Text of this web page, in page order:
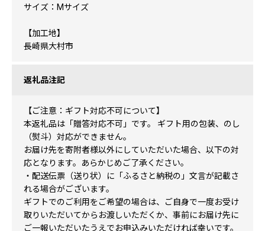
サイズ：Mサイズ
【加工地】
長崎県大村市
返礼品注記
【ご注意：ギフト対応不可について】
本返礼品は「贈答対応不可」です。 ギフト用の包装、のし
（熨斗）対応ができません。
お届け先を寄附者様以外にしていただいた場合、以下の対
応となります。あらかじめご了承ください。
・配送伝票（送り状）に「ふるさと納税の」文言が記載さ
れる場合がございます。
ギフトでのご利用をご希望の場合は、ご自身で一度お受け
取りいただいてからお渡しいただくか、事前にお届け先に
ご一報いただいたうえでお申込みいただければ幸いです。